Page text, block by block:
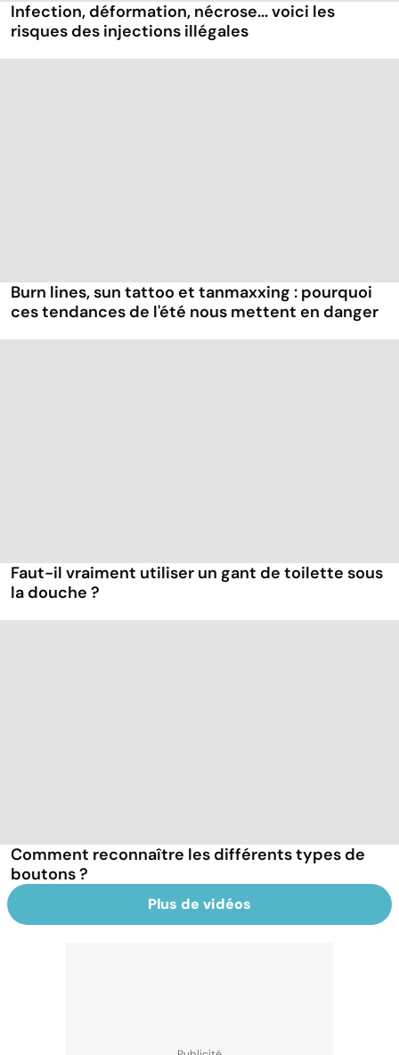
Infection, déformation, nécrose... voici les
risques des injections illégales
Burn lines, sun tattoo et tanmaxxing : pourquoi
ces tendances de l'été nous mettent en danger
Faut-il vraiment utiliser un gant de toilette sous
la douche ?
Comment reconnaître les différents types de
boutons ?
Plus de vidéos